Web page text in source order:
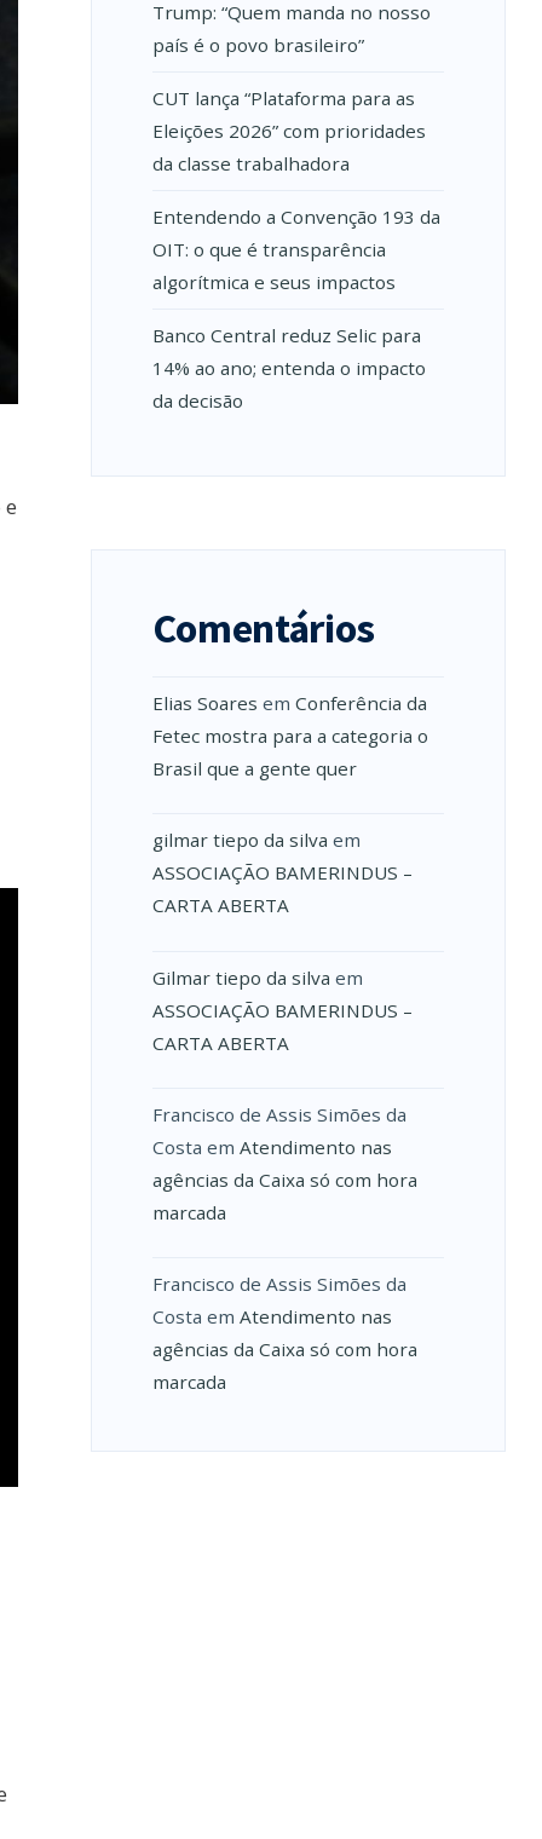
Trump: “Quem manda no nosso
país é o povo brasileiro”
CUT lança “Plataforma para as
Eleições 2026” com prioridades
da classe trabalhadora
Entendendo a Convenção 193 da
OIT: o que é transparência
algorítmica e seus impactos
Banco Central reduz Selic para
14% ao ano; entenda o impacto
da decisão
Comentários
Elias Soares em Conferência da
Fetec mostra para a categoria o
Brasil que a gente quer
gilmar tiepo da silva em
ASSOCIAÇÃO BAMERINDUS –
CARTA ABERTA
Gilmar tiepo da silva em
ASSOCIAÇÃO BAMERINDUS –
CARTA ABERTA
Francisco de Assis Simões da
Costa em Atendimento nas
agências da Caixa só com hora
marcada
Francisco de Assis Simões da
Costa em Atendimento nas
agências da Caixa só com hora
marcada